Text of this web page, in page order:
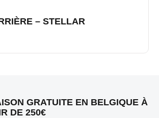
– STELLAR
GRATUITE EN BELGIQUE À
DE 250€